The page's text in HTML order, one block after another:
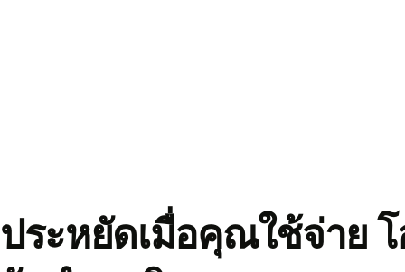
ประหยัดเมื่อคุณใช้จ่าย โ